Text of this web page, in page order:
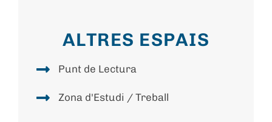
ALTRES ESPAIS
Punt de Lectura
Zona d'Estudi / Treball